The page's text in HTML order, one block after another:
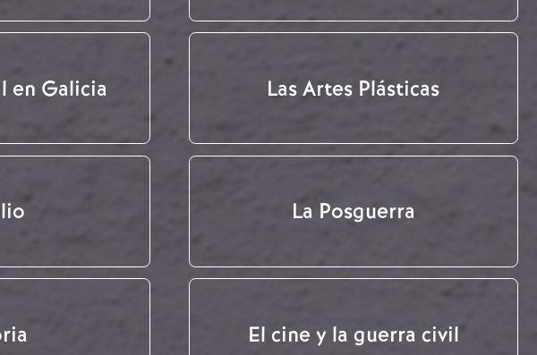
en Galicia Las Artes Plásticas
La Posguerra
El cine y la guerra civil